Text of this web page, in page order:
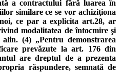
a contractului fără luarea în
similare ce se vor achiziţiona
ce par a explicita art.28, ar
modalitatea de întocmire şi
(4) „Pentru demonstrarea
prevăzute la art. 176 din
are dreptul de a prezenta
răspundere, semnată de